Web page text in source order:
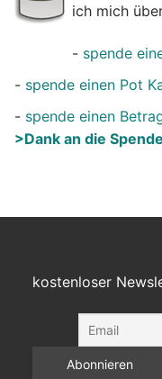
ich mich
- spende
- spende einen Pot
- spende einen
>Dank an die
kostenloser